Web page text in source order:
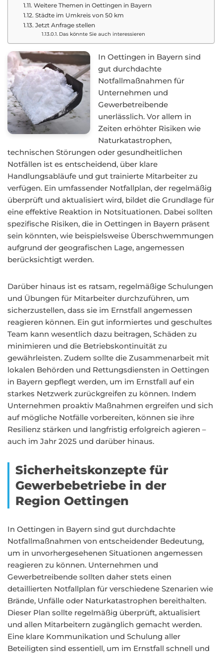
Weitere Themen in Oettingen in Bayern
Städte im Umkreis von 50 km
Jetzt Anfrage stellen
Das könnte Sie auch interessieren
In Oettingen in Bayern sind
gut durchdachte
Notfallmaßnahmen für
Unternehmen und
Gewerbetreibende
unerlässlich. Vor allem in
Zeiten erhöhter Risiken wie
Naturkatastrophen,
technischen Störungen oder gesundheitlichen
Notfällen ist es entscheidend, über klare
Handlungsabläufe und gut trainierte Mitarbeiter zu
verfügen. Ein umfassender Notfallplan, der regelmäßig
überprüft und aktualisiert wird, bildet die Grundlage für
eine effektive Reaktion in Notsituationen. Dabei sollten
spezifische Risiken, die in Oettingen in Bayern präsent
sein könnten, wie beispielsweise Überschwemmungen
aufgrund der geografischen Lage, angemessen
berücksichtigt werden.
Darüber hinaus ist es ratsam, regelmäßige Schulungen
und Übungen für Mitarbeiter durchzuführen, um
sicherzustellen, dass sie im Ernstfall angemessen
reagieren können. Ein gut informiertes und geschultes
Team kann wesentlich dazu beitragen, Schäden zu
minimieren und die Betriebskontinuität zu
gewährleisten. Zudem sollte die Zusammenarbeit mit
lokalen Behörden und Rettungsdiensten in Oettingen
in Bayern gepflegt werden, um im Ernstfall auf ein
starkes Netzwerk zurückgreifen zu können. Indem
Unternehmen proaktiv Maßnahmen ergreifen und sich
auf mögliche Notfälle vorbereiten, können sie ihre
Resilienz stärken und langfristig erfolgreich agieren –
auch im Jahr 2025 und darüber hinaus.
Sicherheitskonzepte für
Gewerbebetriebe in der
Region Oettingen
In Oettingen in Bayern sind gut durchdachte
Notfallmaßnahmen von entscheidender Bedeutung,
um in unvorhergesehenen Situationen angemessen
reagieren zu können. Unternehmen und
Gewerbetreibende sollten daher stets einen
detaillierten Notfallplan für verschiedene Szenarien wie
Brände, Unfälle oder Naturkatastrophen bereithalten.
Dieser Plan sollte regelmäßig überprüft, aktualisiert
und allen Mitarbeitern zugänglich gemacht werden.
Eine klare Kommunikation und Schulung aller
Beteiligten sind essentiell, um im Ernstfall schnell und